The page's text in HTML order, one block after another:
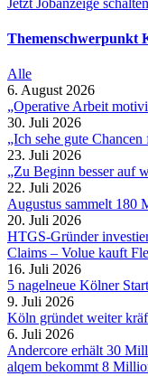
Themenschwerpunkt
Alle
6. August 2026
„Operative Arbeit
30. Juli 2026
„Ich sehe gute
23. Juli 2026
„Zu Beginn besser auf
22. Juli 2026
Augustus sammelt 180
20. Juli 2026
HTGS-Gründer
Claims – Volue kauft
16. Juli 2026
5 nagelneue Kölner
9. Juli 2026
Köln gründet weiter
6. Juli 2026
Andercore erhält 30
alqem bekommt 8